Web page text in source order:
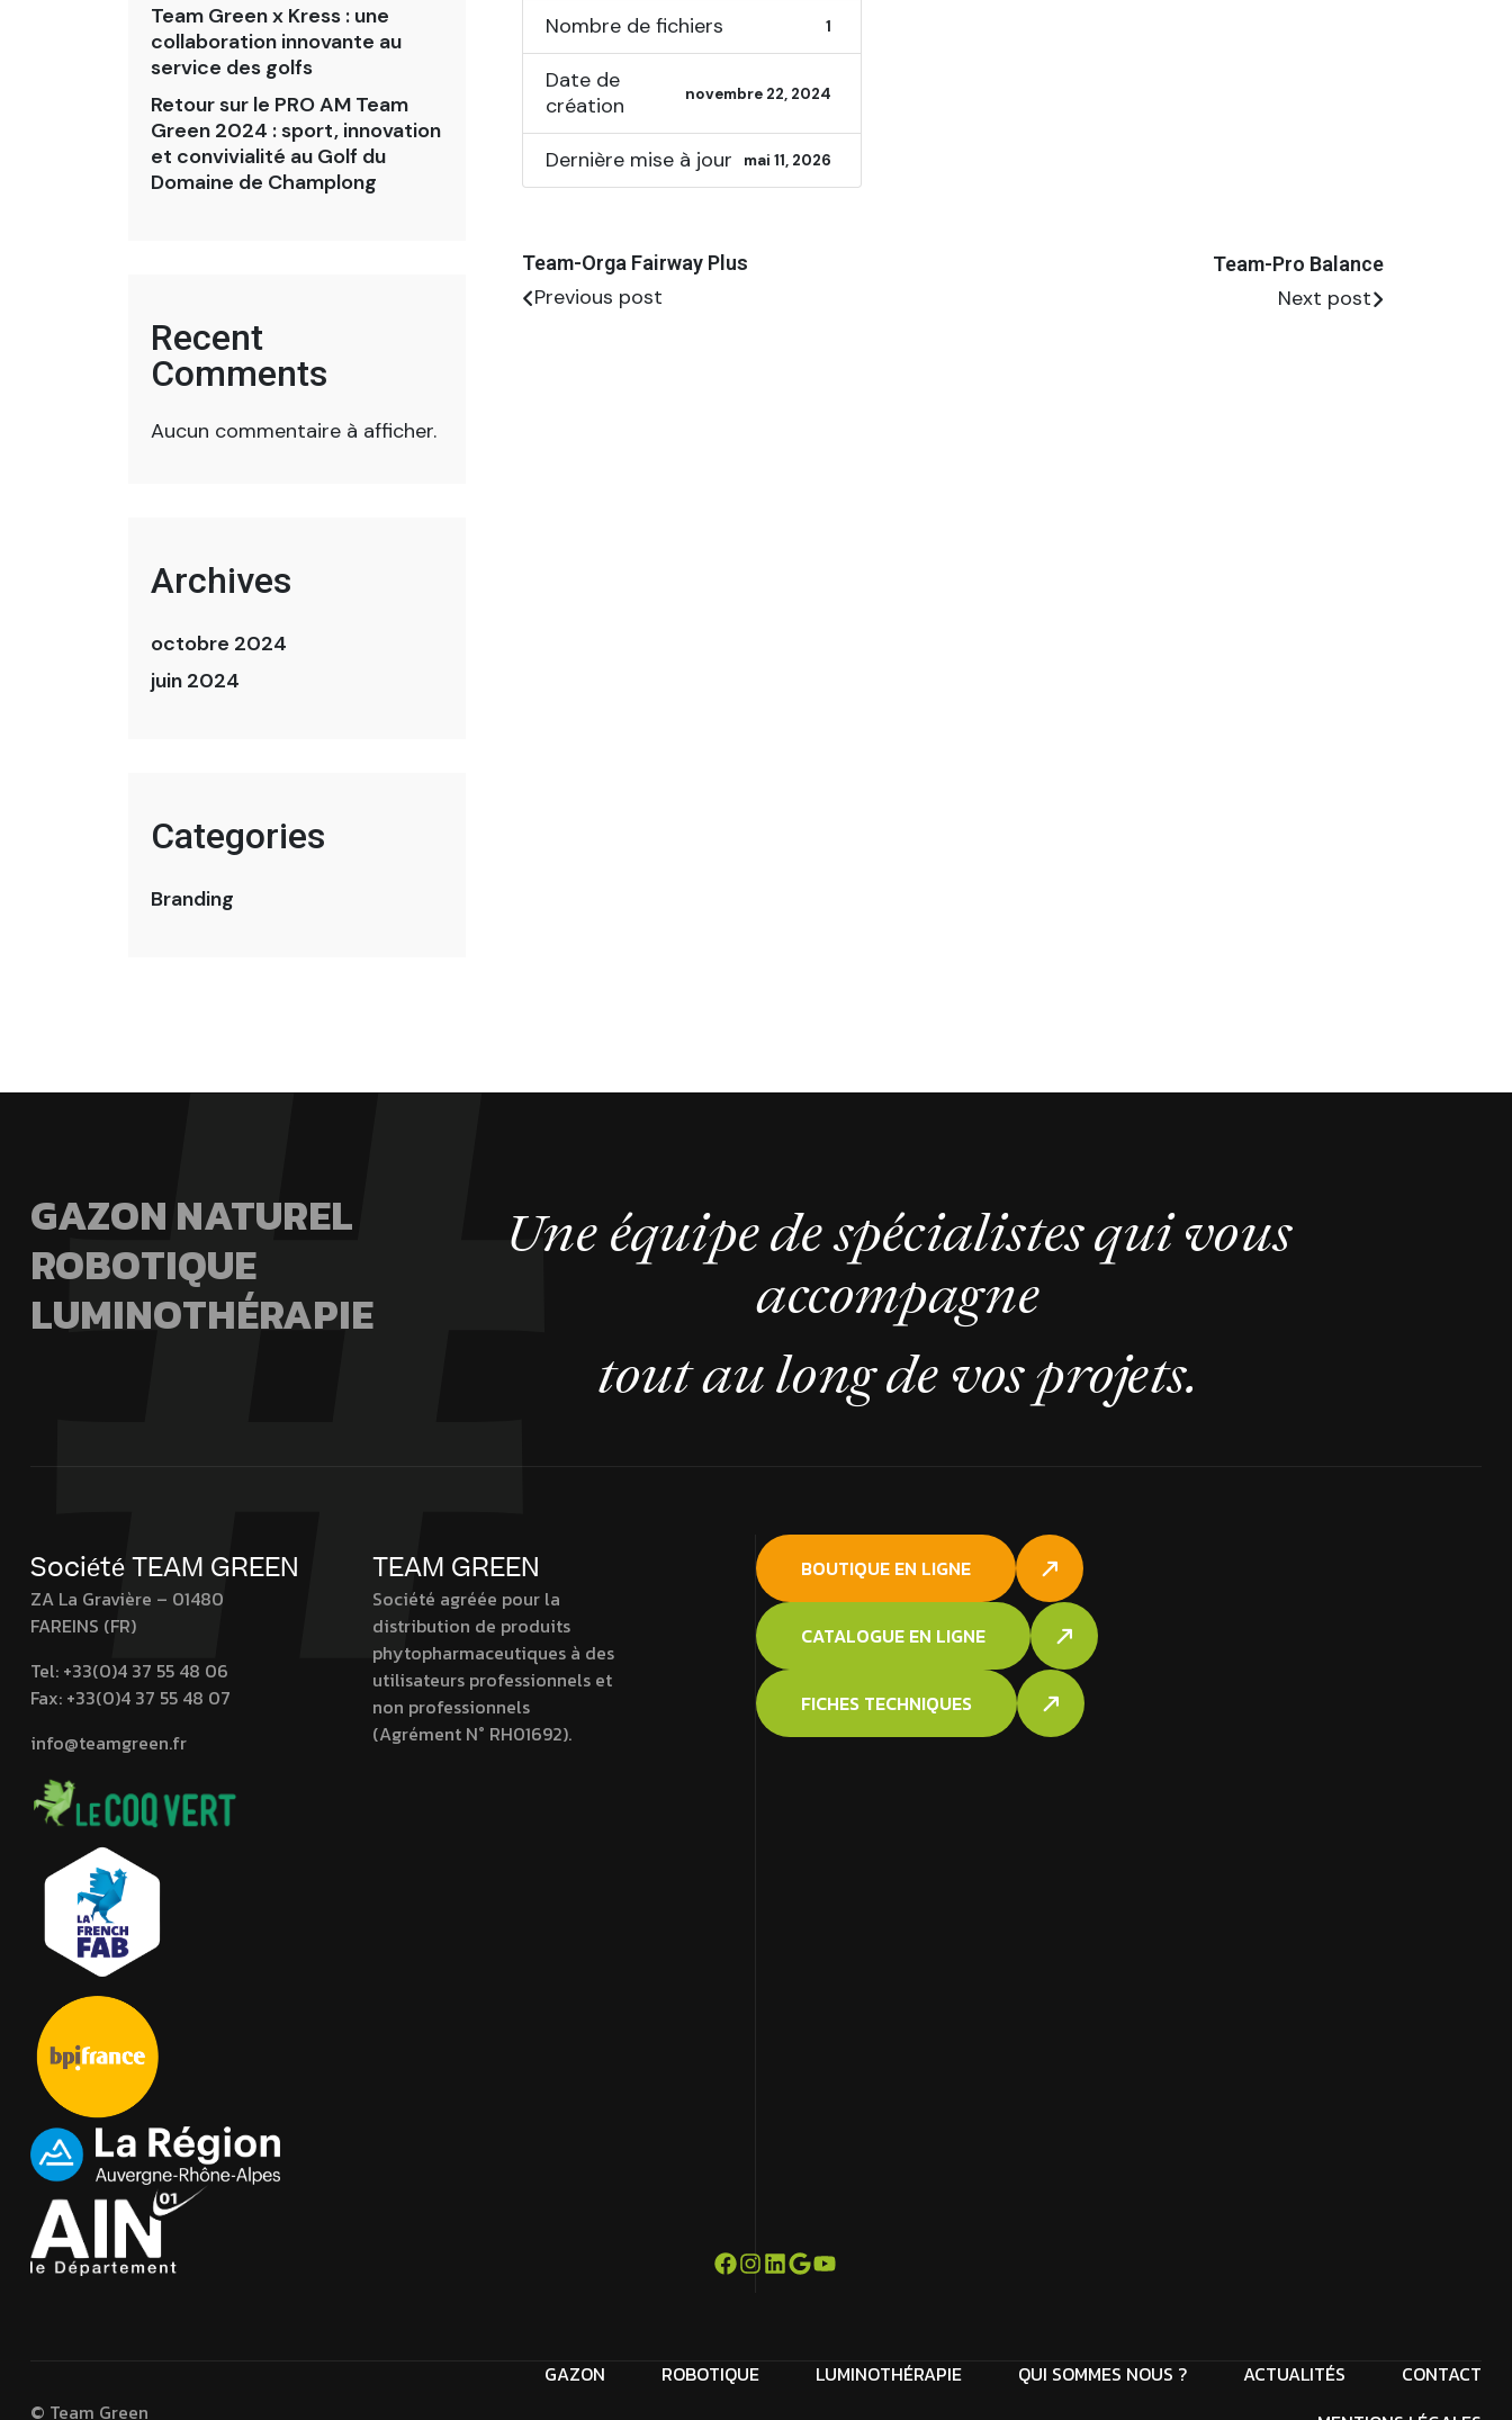
Team Green x Kress : une
collaboration innovante au
service des golfs
Retour sur le PRO AM Team
Green 2024 : sport, innovation
et convivialité au Golf du
Domaine de Champlong
Recent
Comments
Aucun commentaire à afficher.
Archives
octobre 2024
juin 2024
Categories
Branding
Nombre de fichiers 1
Date de
création
novembre 22, 2024
Dernière mise à jour mai 11, 2026
Team-Orga Fairway Plus
Previous post
Team-Pro Balance
Next post
GAZON NATUREL
ROBOTIQUE
LUMINOTHÉRAPIE
Une équipe de spécialistes qui vous
accompagne
tout au long de vos projets.
Société TEAM GREEN
ZA La Gravière – 01480
FAREINS (FR)
Tel: +33(0)4 37 55 48 06
Fax: +33(0)4 37 55 48 07
info@teamgreen.fr
TEAM GREEN
Société agréée pour la
distribution de produits
phytopharmaceutiques à des
utilisateurs professionnels et
non professionnels
(Agrément N° RH01692).
BOUTIQUE EN LIGNE
CATALOGUE EN LIGNE
FICHES TECHNIQUES
GAZON ROBOTIQUE LUMINOTHÉRAPIE QUI SOMMES NOUS ? ACTUALITÉS
CONTACT
© Team Green